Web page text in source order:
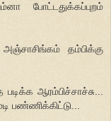
போட்டதுக்கப்புறம்
தம்பிக்கு
ஆரம்பிச்சாச்சு...
பண்ணிக்கிட்டு...